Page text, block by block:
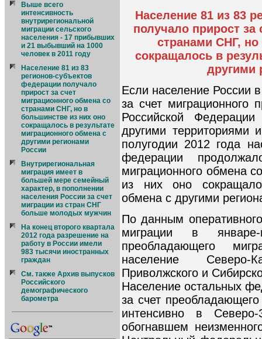
Выше всего
интенсивность
внутрирегиональной
миграции сельского
населения - 17 прибывших
и 21 выбывший на 1000
человек в 2011 году
Население 81 из 83
регионов-субъектов
федерации получало
прирост за счет
миграционного обмена со
странами СНГ, но в
большинстве из них оно
сокращалось в результате
миграционного обмена с
другими регионами
России
Внутрирегиональная
миграция имеет в
большей мере семейный
характер, в пополнении
населения России за счет
миграции из стран СНГ
больше молодых мужчин
На конец второго квартала
2012 года разрешение на
работу в России имели
983 тысячи иностранных
граждан
См. также Архив выпусков
Российского
демографического
барометра
Население 81 из 83
получало прирост за
странами СНГ,
сокращалось в
другими
Если население России
за счет миграционного
Российской
другими территориями
полугодии 2012 года
федерации
миграционного обмена
из них оно
обмена с другими
По данным
миграции в
преобладающего
население Северо-
Приволжского и
Население остальных
за счет
интенсивно в
обогнавшем